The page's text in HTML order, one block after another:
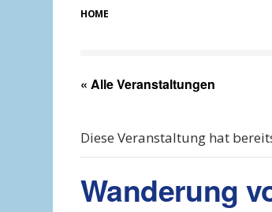
HOME
« Alle Veranstaltungen
Diese Veranstaltung hat
Wanderung